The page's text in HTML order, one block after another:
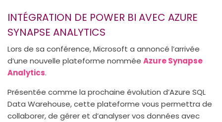
INTÉGRATION DE POWER BI AVEC AZURE
SYNAPSE ANALYTICS
Lors de sa conférence, Microsoft a annoncé l’arrivée
d’une nouvelle plateforme nommée Azure Synapse
Analytics.
Présentée comme la prochaine évolution d’Azure SQL
Data Warehouse, cette plateforme vous permettra de
collaborer, de gérer et d’analyser vos données avec